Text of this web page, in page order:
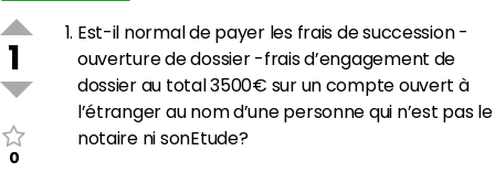
1
0
Est-il normal de payer les frais de succession -
ouverture de dossier -frais d’engagement de
dossier au total 3500€ sur un compte ouvert à
l’étranger au nom d’une personne qui n’est pas le
notaire ni sonEtude?